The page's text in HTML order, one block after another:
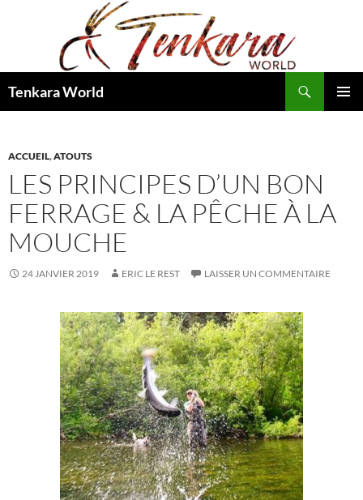
Tenkara World
ACCUEIL,ATOUTS
LES PRINCIPES D’UN BON
FERRAGE & LA PÊCHE À LA
MOUCHE
24 JANVIER 2019 ERIC LE REST LAISSER UN COMMENTAIRE